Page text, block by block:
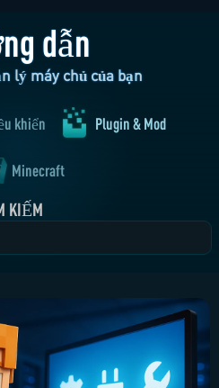
dẫn
lý máy chủ của bạn
khiển Plugin & Mod
Minecraft
KIẾM